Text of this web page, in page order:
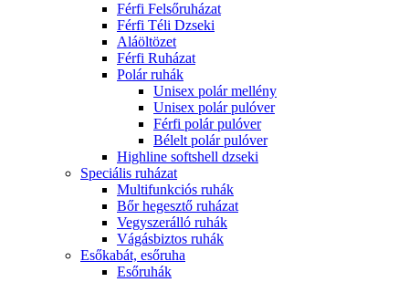
Férfi Felsőruházat
Férfi Téli Dzseki
Aláöltözet
Férfi Ruházat
Polár ruhák
Unisex polár mellény
Unisex polár pulóver
Férfi polár pulóver
Bélelt polár pulóver
Highline softshell dzseki
Speciális ruházat
Multifunkciós ruhák
Bőr hegesztő ruházat
Vegyszerálló ruhák
Vágásbiztos ruhák
Esőkabát, esőruha
Esőruhák